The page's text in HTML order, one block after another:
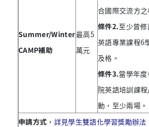
Summer/Winter
CAMP補助
最高5
萬元
合國際交流方之
條件2.至少曾修
英語專業課程6
及格。
條件3.當學年
院英語培訓課
動，至少兩場。
申請方式 ， 詳見學生雙語化學習獎勵辦法